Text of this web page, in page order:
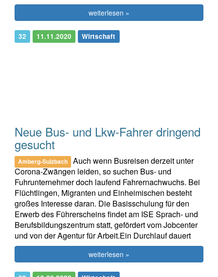
weiterlesen »
32 11.11.2020 Wirtschaft
Neue Bus- und Lkw-Fahrer dringend
gesucht
Amberg-Sulzbach
Auch wenn Busreisen derzeit unter
Corona-Zwängen leiden, so suchen Bus- und
Fuhrunternehmer doch laufend Fahrernachwuchs. Bei
Flüchtlingen, Migranten und Einheimischen besteht
großes Interesse daran. Die Basisschulung für den
Erwerb des Führerscheins findet am ISE Sprach- und
Berufsbildungszentrum statt, gefördert vom Jobcenter
und von der Agentur für Arbeit.Ein Durchlauf dauert
weiterlesen »